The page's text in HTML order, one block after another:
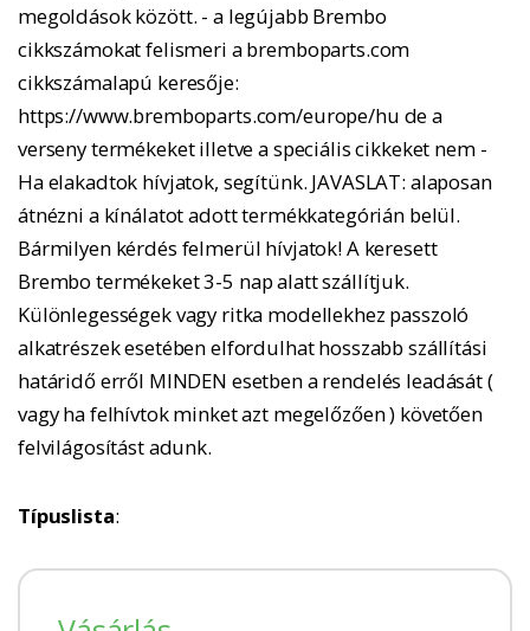
megoldások között. - a legújabb Brembo
cikkszámokat felismeri a bremboparts.com
cikkszámalapú keresője:
https://www.bremboparts.com/europe/hu de a
verseny termékeket illetve a speciális cikkeket nem -
Ha elakadtok hívjatok, segítünk. JAVASLAT: alaposan
átnézni a kínálatot adott termékkategórián belül.
Bármilyen kérdés felmerül hívjatok! A keresett
Brembo termékeket 3-5 nap alatt szállítjuk.
Különlegességek vagy ritka modellekhez passzoló
alkatrészek esetében elfordulhat hosszabb szállítási
határidő erről MINDEN esetben a rendelés leadását (
vagy ha felhívtok minket azt megelőzően ) követően
felvilágosítást adunk.
Típuslista: